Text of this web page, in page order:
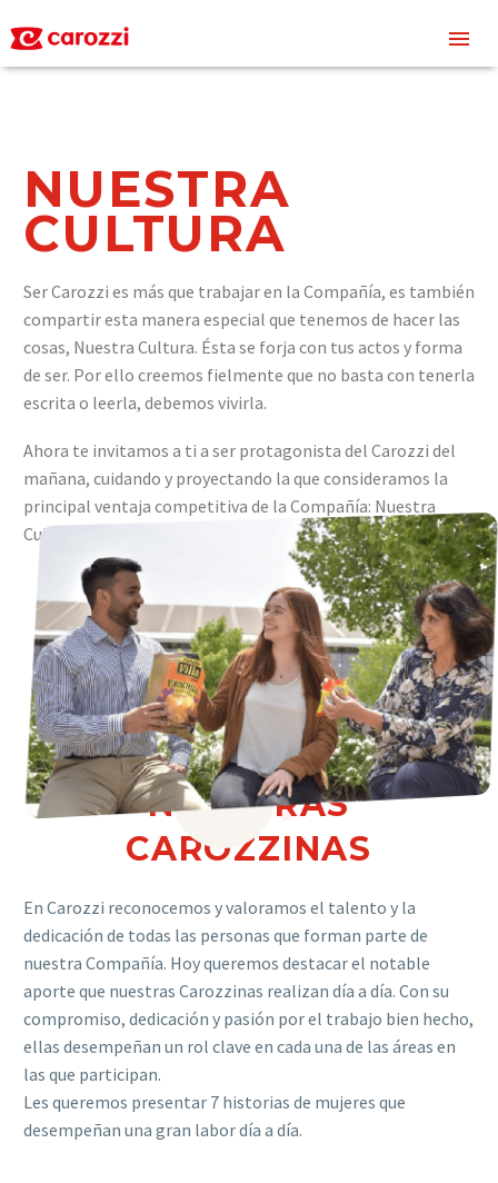
NUESTRA
CULTURA
Ser Carozzi es más que trabajar en la Compañía, es también
compartir esta manera especial que tenemos de hacer las
cosas, Nuestra Cultura. Ésta se forja con tus actos y forma
de ser. Por ello creemos fielmente que no basta con tenerla
escrita o leerla, debemos vivirla.
Ahora te invitamos a ti a ser protagonista del Carozzi del
mañana, cuidando y proyectando la que consideramos la
principal ventaja competitiva de la Compañía: Nuestra
Cultura.
CONOCE HISTORIAS DE
NUESTRAS
CAROZZINAS
En Carozzi reconocemos y valoramos el talento y la
dedicación de todas las personas que forman parte de
nuestra Compañía. Hoy queremos destacar el notable
aporte que nuestras Carozzinas realizan día a día. Con su
compromiso, dedicación y pasión por el trabajo bien hecho,
ellas desempeñan un rol clave en cada una de las áreas en
las que participan.
Les queremos presentar 7 historias de mujeres que
desempeñan una gran labor día a día.